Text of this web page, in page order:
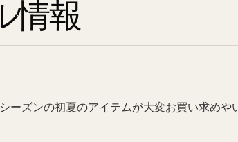
情報
ーズンの初夏のアイテムが大変お買い求めや